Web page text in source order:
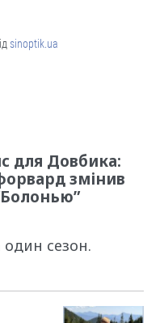
sinoptik.ua
для Довбика:
змінив
один сезон.